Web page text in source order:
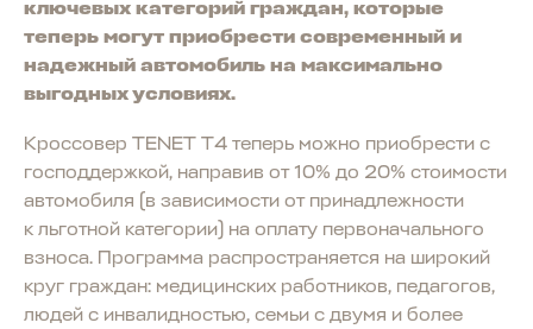
ключевых категорий граждан, которые
теперь могут приобрести современный и
надежный автомобиль на максимально
выгодных условиях.
Кроссовер TENET T4 теперь можно приобрести с
господдержкой, направив от 10% до 20% стоимости
автомобиля (в зависимости от принадлежности
к льготной категории) на оплату первоначального
взноса. Программа распространяется на широкий
круг граждан: медицинских работников, педагогов,
людей с инвалидностью, семьи с двумя и более